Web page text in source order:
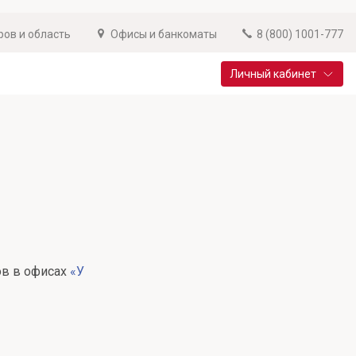
и область Офисы и банкоматы 8 (800) 1001-777
Личный кабинет
в офисах «У